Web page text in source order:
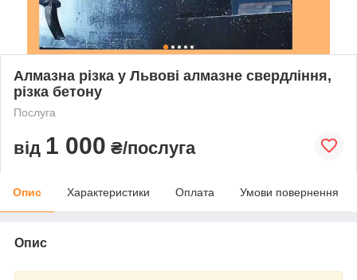
Алмазна різка у Львові алмазне свердління,
різка бетону
Послуга
від 1 000 ₴/послуга
Опис Характеристики Оплата Умови повернення
Опис